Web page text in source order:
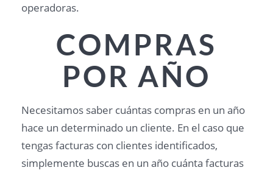
operadoras.
COMPRAS
POR AÑO
Necesitamos saber cuántas compras en un año
hace un determinado un cliente. En el caso que
tengas facturas con clientes identificados,
simplemente buscas en un año cuánta facturas